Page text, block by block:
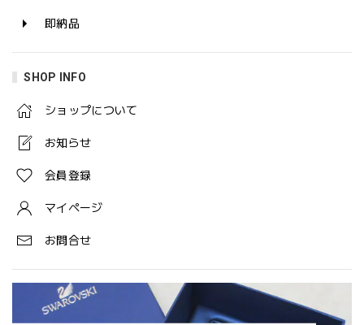
即納品
SHOP INFO
ショップについて
お知らせ
会員登録
マイページ
お問合せ